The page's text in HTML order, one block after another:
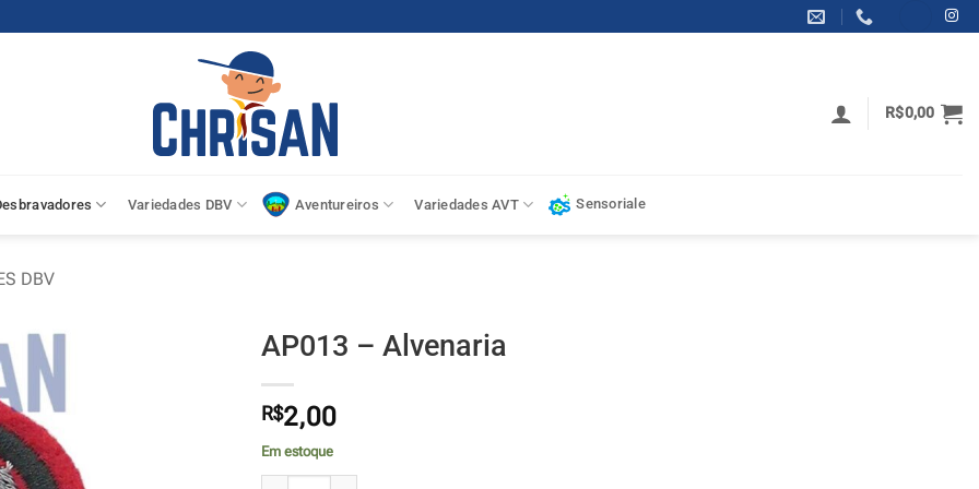
R$0,00
Variedades DBV Aventureiros Variedades AVT Sensoriale
DBV
AP013 – Alvenaria
R$2,00
Em estoque